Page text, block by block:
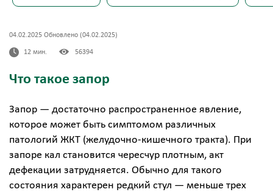
04.02.2025 Обновлено (04.02.2025)
12 мин. 56394
Что такое запор
Запор — достаточно распространенное явление,
которое может быть симптомом различных
патологий ЖКТ (желудочно-кишечного тракта). При
запоре кал становится чересчур плотным, акт
дефекации затрудняется. Обычно для такого
состояния характерен редкий стул — меньше трех